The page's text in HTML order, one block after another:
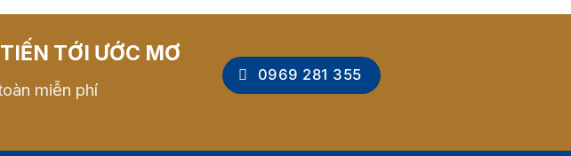
TỚI ƯỚC MƠ
miễn phí
0969 281 355